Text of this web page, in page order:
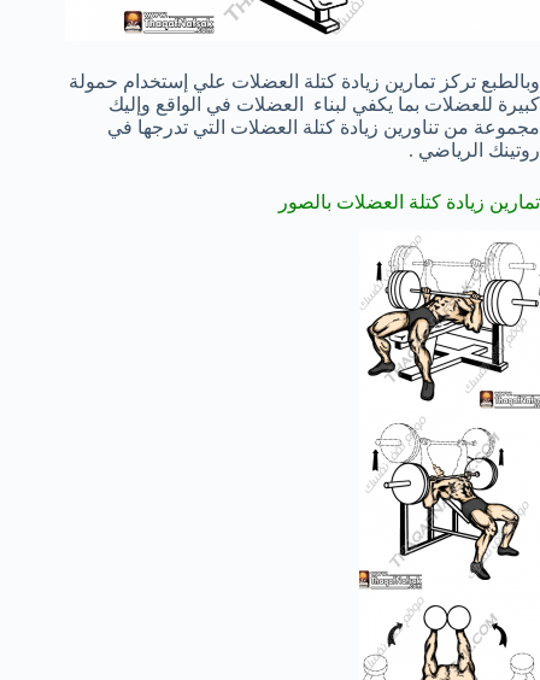
وبالطبع تركز تمارين زيادة كتلة العضلات علي إستخدام حمولة
كبيرة للعضلات بما يكفي لبناء العضلات في الواقع وإليك
مجموعة من تناورين زيادة كتلة العضلات التي تدرجها في
روتينك الرياضي .
تمارين زيادة كتلة العضلات بالصور